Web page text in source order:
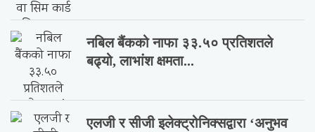
नबिल बैंकको नाफा ३३.५० प्रतिशतले
बढ्यो, लाभांश क्षमता...
एलजी र सीजी इलेक्ट्रोनिक्सद्वारा ‘अनुभव